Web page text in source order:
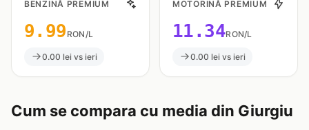
BENZINĂ PREMIUM
9.99 RON/L
0.00 lei vs ieri
MOTORINĂ PREMIUM
11.34RON/L
0.00 lei vs ieri
Cum se compara cu media din Giurgiu